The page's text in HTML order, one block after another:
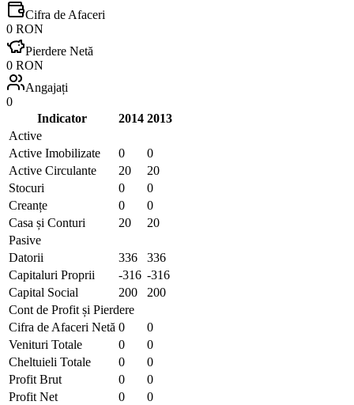
Cifra de Afaceri
0 RON
Pierdere Netă
0 RON
Angajați
0
Indicator
2014 2013
Active
Active Imobilizate
0
0
Active Circulante
20
20
Stocuri
0
0
Creanțe
0
0
Casa și Conturi
20
20
Pasive
Datorii
336
336
Capitaluri Proprii
-316 -316
Capital Social
200
200
Cont de Profit și Pierdere
Cifra de Afaceri Netă 0
0
Venituri Totale
0
0
Cheltuieli Totale
0
0
Profit Brut
0
0
Profit Net
0
0